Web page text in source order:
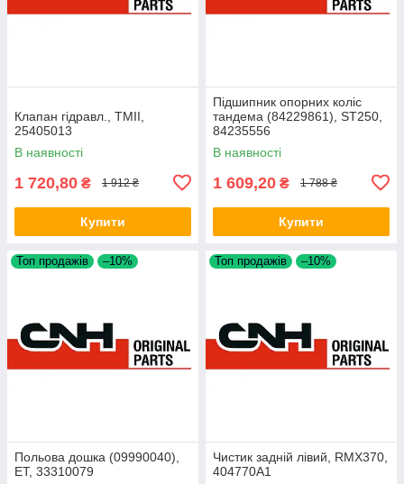
Клапан гідравл., TMII,
25405013
В наявності
1 720,80 ₴ 1 912 ₴
Купити
Підшипник опорних коліс
тандема (84229861), ST250,
84235556
В наявності
1 609,20 ₴ 1 788 ₴
Купити
Топ продажів –10%
Польова дошка (09990040),
ET, 33310079
Топ продажів –10%
Чистик задній лівий, RMX370,
404770A1